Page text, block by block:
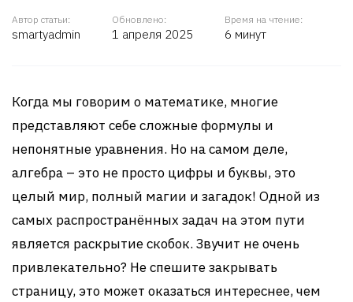
Автор статьи:
smartyadmin
Обновлено:
1 апреля 2025
Время на чтение:
6 минут
Когда мы говорим о математике, многие
представляют себе сложные формулы и
непонятные уравнения. Но на самом деле,
алгебра – это не просто цифры и буквы, это
целый мир, полный магии и загадок! Одной из
самых распространённых задач на этом пути
является раскрытие скобок. Звучит не очень
привлекательно? Не спешите закрывать
страницу, это может оказаться интереснее, чем